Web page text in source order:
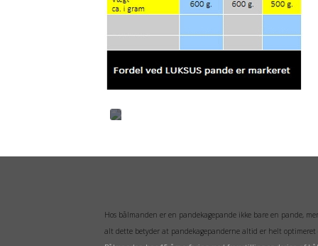
Hos bålmanden er en pandekagepande ikke bare en pande,
alt dette betyder at pandekagepanderne altid er helt optimeret